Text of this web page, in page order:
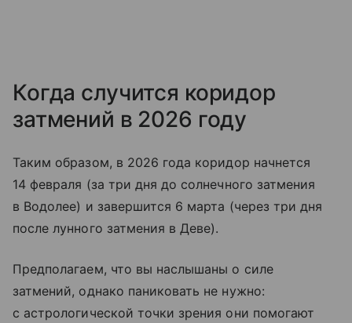
Когда случится коридор
затмений в 2026 году
Таким образом, в 2026 года коридор начнется
14 февраля (за три дня до солнечного затмения
в Водолее) и завершится 6 марта (через три дня
после лунного затмения в Деве).
Предполагаем, что вы наслышаны о силе
затмений, однако паниковать не нужно:
с астрологической точки зрения они помогают